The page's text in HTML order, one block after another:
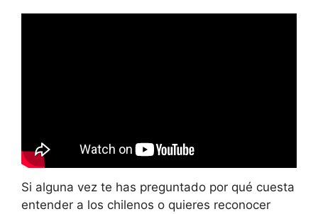
Si alguna vez te has preguntado por qué cuesta
entender a los chilenos o quieres reconocer